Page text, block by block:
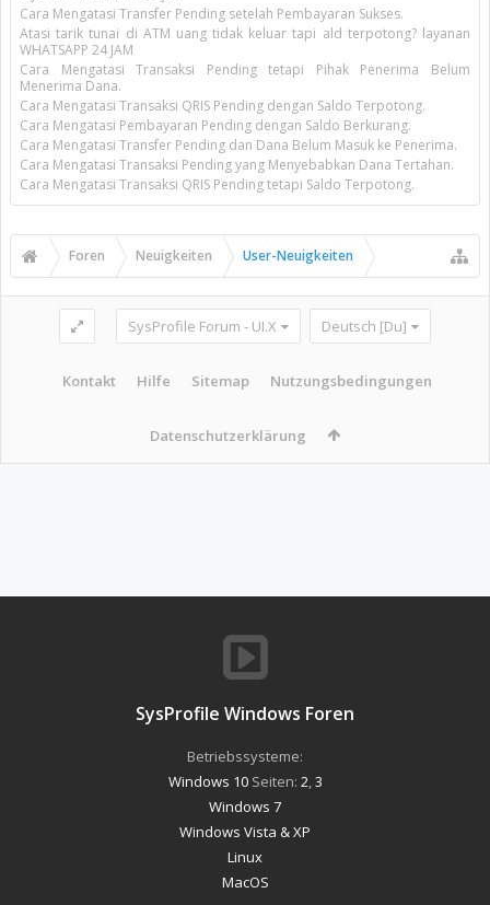
Cara Mengatasi Transfer Pending setelah Pembayaran Sukses.
Atasi tarik tunai di ATM uang tidak keluar tapi ald terpotong? layanan
WHATSAPP 24 JAM
Cara Mengatasi Transaksi Pending tetapi Pihak Penerima Belum
Menerima Dana.
Cara Mengatasi Transaksi QRIS Pending dengan Saldo Terpotong.
Cara Mengatasi Pembayaran Pending dengan Saldo Berkurang.
Cara Mengatasi Transfer Pending dan Dana Belum Masuk ke Penerima.
Cara Mengatasi Transaksi Pending yang Menyebabkan Dana Tertahan.
Cara Mengatasi Transaksi QRIS Pending tetapi Saldo Terpotong.
Foren Neuigkeiten User-Neuigkeiten
SysProfile Forum - UI.X Deutsch [Du]
Kontakt Hilfe Sitemap Nutzungsbedingungen
Datenschutzerklärung
SysProfile Windows Foren
Betriebssysteme:
Windows 10Seiten: 2 3
Windows 7
Windows Vista & XP
Linux
MacOS